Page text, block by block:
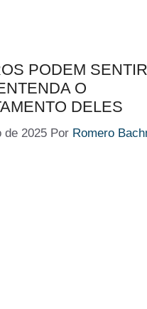
PODEM SENTIR
O
DELES
de 2025 Por Romero